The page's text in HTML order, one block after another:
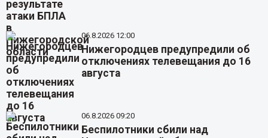
06.8.2026 12:00
Нижегородцев предупредили об
отключениях телевещания до 16
августа
06.8.2026 09:20
Беспилотники сбили над